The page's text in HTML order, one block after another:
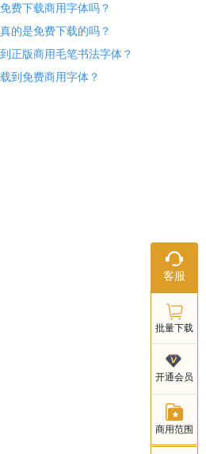
费下载商用字体吗？
的是免费下载的吗？
正版商用毛笔书法字体？
到免费商用字体？
客服
在线客服
工作日
客服电话
021-
批量下载
开通会员
商用范围